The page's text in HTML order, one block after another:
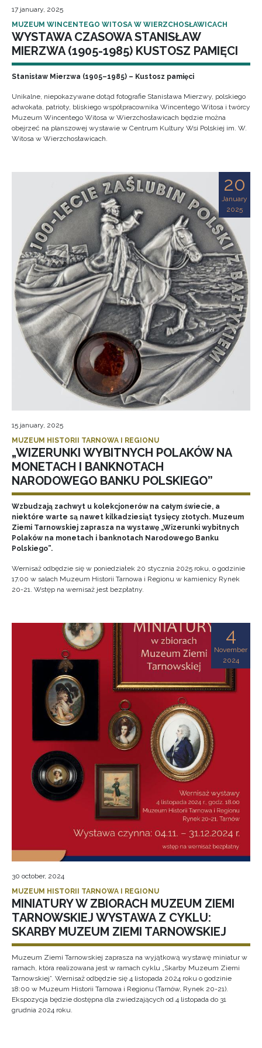
17 january, 2025
MUZEUM WINCENTEGO WITOSA W WIERZCHOSŁAWICACH
WYSTAWA CZASOWA STANISŁAW
MIERZWA (1905-1985) KUSTOSZ PAMIĘCI
Stanisław Mierzwa (1905–1985) – Kustosz pamięci
Unikalne, niepokazywane dotąd fotografie Stanisława Mierzwy, polskiego
adwokata, patrioty, bliskiego współpracownika Wincentego Witosa i twórcy
Muzeum Wincentego Witosa w Wierzchosławicach będzie można
obejrzeć na planszowej wystawie w Centrum Kultury Wsi Polskiej im. W.
Witosa w Wierzchosławicach.
20
January
2025
15 january, 2025
MUZEUM HISTORII TARNOWA I REGIONU
„WIZERUNKI WYBITNYCH POLAKÓW NA
MONETACH I BANKNOTACH
NARODOWEGO BANKU POLSKIEGO”
Wzbudzają zachwyt u kolekcjonerów na całym świecie, a
niektóre warte są nawet kilkadziesiąt tysięcy złotych. Muzeum
Ziemi Tarnowskiej zaprasza na wystawę „Wizerunki wybitnych
Polaków na monetach i banknotach Narodowego Banku
Polskiego”.
Wernisaż odbędzie się w poniedziałek 20 stycznia 2025 roku, o godzinie
17.00 w salach Muzeum Historii Tarnowa i Regionu w kamienicy Rynek
20-21. Wstęp na wernisaż jest bezpłatny.
4
November
2024
30 october, 2024
MUZEUM HISTORII TARNOWA I REGIONU
MINIATURY W ZBIORACH MUZEUM ZIEMI
TARNOWSKIEJ WYSTAWA Z CYKLU:
SKARBY MUZEUM ZIEMI TARNOWSKIEJ
Muzeum Ziemi Tarnowskiej zaprasza na wyjątkową wystawę miniatur w
ramach, która realizowana jest w ramach cyklu „Skarby Muzeum Ziemi
Tarnowskiej”. Wernisaż odbędzie się 4 listopada 2024 roku o godzinie
18:00 w Muzeum Historii Tarnowa i Regionu (Tarnów, Rynek 20-21).
Ekspozycja będzie dostępna dla zwiedzających od 4 listopada do 31
grudnia 2024 roku.